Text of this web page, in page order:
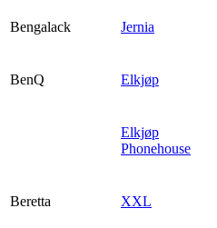
Bengalack Jernia
BenQ Elkjøp
Elkjøp
Phonehouse
Beretta XXL